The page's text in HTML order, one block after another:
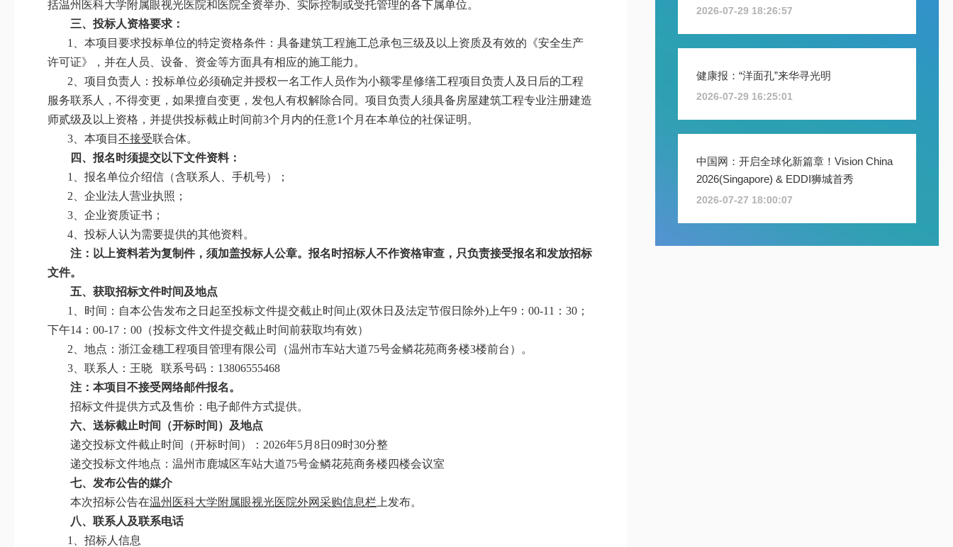
括温州医科大学附属眼视光医院和医院全资举办、 实际控制或受托管理的各下属单位。
三、 投标人资格要求：
1、 本项目要求投标单位的特定资格条件：具备建筑工程施工总承包三级及以上资质及有效的《安全生产
许可证》，并在人员、设备、资金等方面具有相应的施工能力。
2、 项目负责人：投标单位必须确定并授权一名工作人员作为小额零星修缮工程项目负责人及日后的工程
服务联系人，不得变更，如果擅自变更，发包人有权解除合同。项目负责人须具备房屋建筑工程专业注册建造
师贰级及以上资格，并提供投标截止时间前3个月内的任意1个月在本单位的社保证明。
3、 本项目 不接受联合体。
四、 报名时须提交以下文件资料：
1、 报名单位介绍信（含联系人、手机号）
；
2、 企业法人营业执照；
3、 企业资质证书；
4、 投标人认为需要提供的其他资料。
注：以上资料若为复制件，须加盖投标人公章。报名时招标人不作资格审查，只负责接受报名和发放招标
文件。
五、 获取招标文件时间及地点
1、 时间：自本公告发布之日起至投标文件提交截止时间止(双休日及法定节假日除外)上午9：00-11：30；
下午14：00-17：00（投标文件文件提交截止时间前获取均有效）
2、 地点：浙江金穗工程项目管理有限公司（温州市车站大道75号金鳞花苑商务楼3楼前台）。
3、 联系人：王晓 联系号码： 13806555468
注 ： 本项目 不接受网络邮件报名。
招标文件提供方式及售价：电子邮件方式提供。
六、 送标截止时间 （开标时间） 及地点
递交投标文件截止时间（开标时间）： 2026年5月 8日 09时30分整
递交投标文件地点：温州市鹿城区车站大道75号金鳞花苑商务楼四楼会议室
七、 发布公告的媒介
本次招标公告在温州医科大学附属眼视光医院外网采购信息栏 上发布。
八、 联系人及联系电话
1、 招标人信息
2026-07-29 18:26:57
健康报：“洋面孔”来华寻光明
2026-07-29 16:25:01
中国网：开启全球化新篇章！Vision China
2026(Singapore) & EDDI狮城首秀
2026-07-27 18:00:07